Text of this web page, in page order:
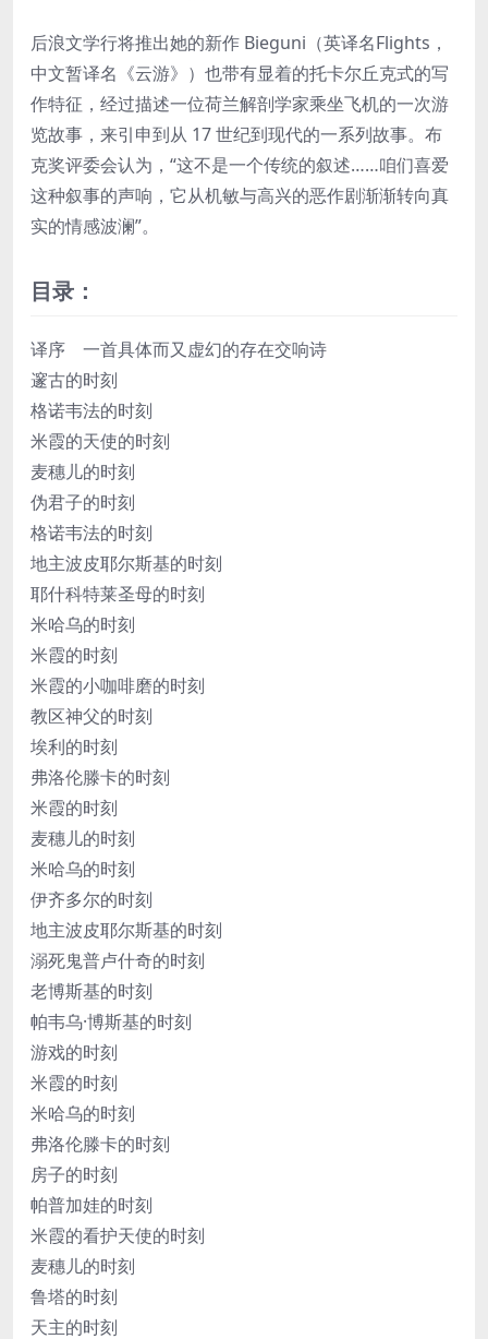
后浪文学行将推出她的新作 Bieguni（英译名Flights，
中文暂译名《云游》）也带有显着的托卡尔丘克式的写
作特征，经过描述一位荷兰解剖学家乘坐飞机的一次游
览故事，来引申到从 17 世纪到现代的一系列故事。布
克奖评委会认为，“这不是一个传统的叙述……咱们喜爱
这种叙事的声响，它从机敏与高兴的恶作剧渐渐转向真
实的情感波澜”。
目录：
译序 一首具体而又虚幻的存在交响诗
邃古的时刻
格诺韦法的时刻
米霞的天使的时刻
麦穗儿的时刻
伪君子的时刻
格诺韦法的时刻
地主波皮耶尔斯基的时刻
耶什科特莱圣母的时刻
米哈乌的时刻
米霞的时刻
米霞的小咖啡磨的时刻
教区神父的时刻
埃利的时刻
弗洛伦滕卡的时刻
米霞的时刻
麦穗儿的时刻
米哈乌的时刻
伊齐多尔的时刻
地主波皮耶尔斯基的时刻
溺死鬼普卢什奇的时刻
老博斯基的时刻
帕韦乌·博斯基的时刻
游戏的时刻
米霞的时刻
米哈乌的时刻
弗洛伦滕卡的时刻
房子的时刻
帕普加娃的时刻
米霞的看护天使的时刻
麦穗儿的时刻
鲁塔的时刻
天主的时刻